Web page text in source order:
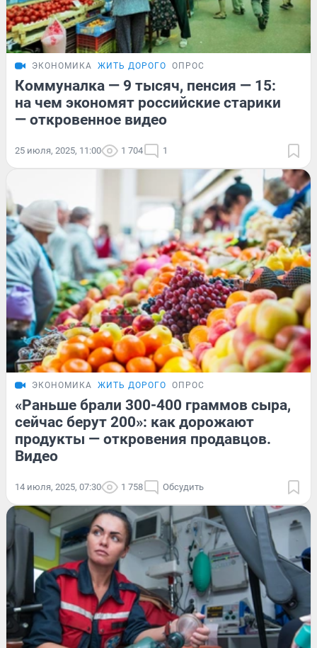
ЭКОНОМИКА ЖИТЬ ДОРОГО ОПРОС
Коммуналка — 9 тысяч, пенсия — 15:
на чем экономят российские старики
— откровенное видео
25 июля, 2025, 11:00 1 704 1
ЭКОНОМИКА ЖИТЬ ДОРОГО ОПРОС
«Раньше брали 300-400 граммов сыра,
сейчас берут 200»: как дорожают
продукты — откровения продавцов.
Видео
14 июля, 2025, 07:30 1 758 Обсудить